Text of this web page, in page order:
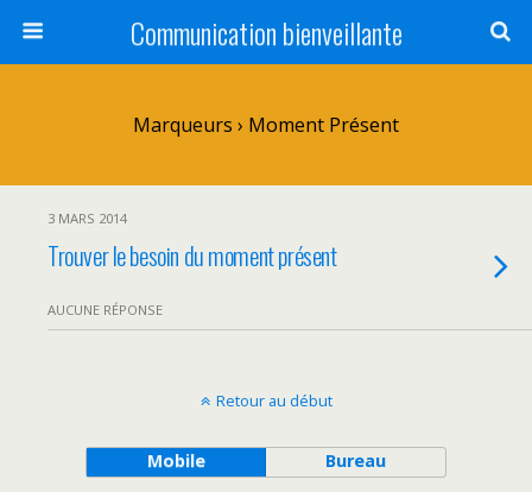
Communication bienveillante
Marqueurs › Moment Présent
3 MARS 2014
Trouver le besoin du moment présent
AUCUNE RÉPONSE
Retour au début
Mobile Bureau